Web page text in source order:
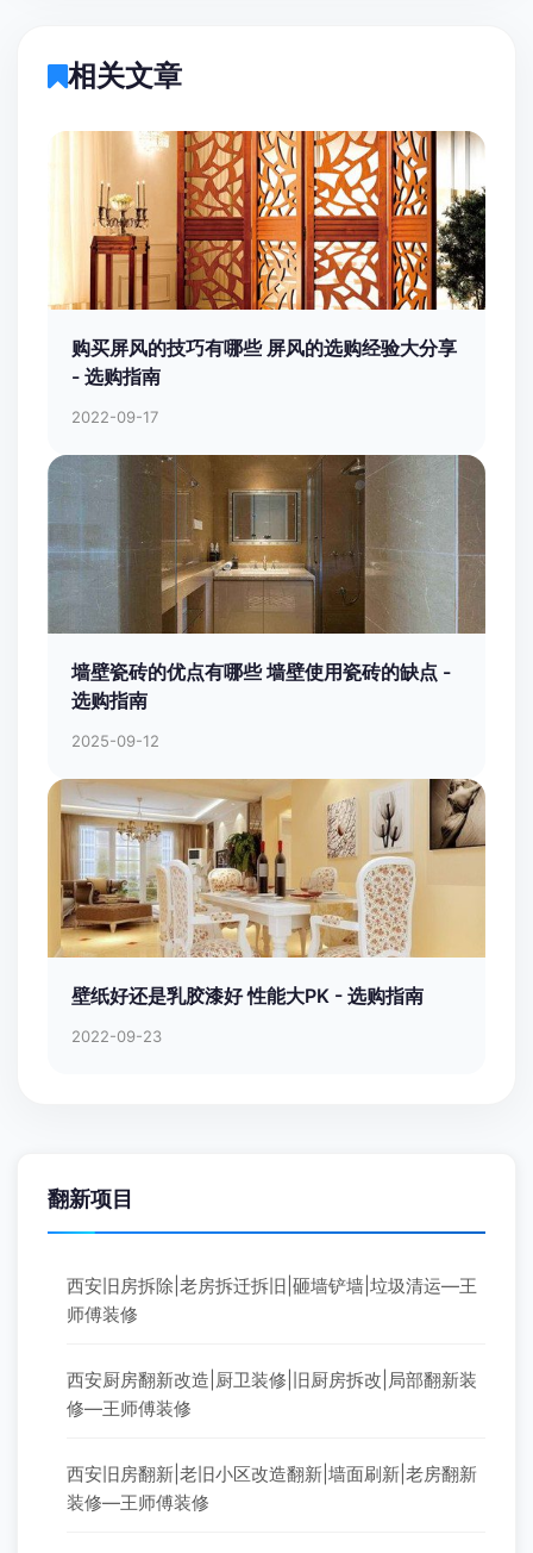
相关文章
购买屏风的技巧有哪些 屏风的选购经验大分享
- 选购指南
2022-09-17
墙壁瓷砖的优点有哪些 墙壁使用瓷砖的缺点 -
选购指南
2025-09-12
壁纸好还是乳胶漆好 性能大PK - 选购指南
2022-09-23
翻新项目
西安旧房拆除|老房拆迁拆旧|砸墙铲墙|垃圾清运—王
师傅装修
西安厨房翻新改造|厨卫装修|旧厨房拆改|局部翻新装
修—王师傅装修
西安旧房翻新|老旧小区改造翻新|墙面刷新|老房翻新
装修—王师傅装修